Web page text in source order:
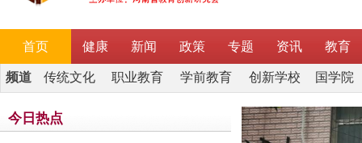
首页 健康 新闻 政策 专题 资讯 教育
调研
频道 传统文化 职业教育 学前教育 创新学校 国学院
今日热点